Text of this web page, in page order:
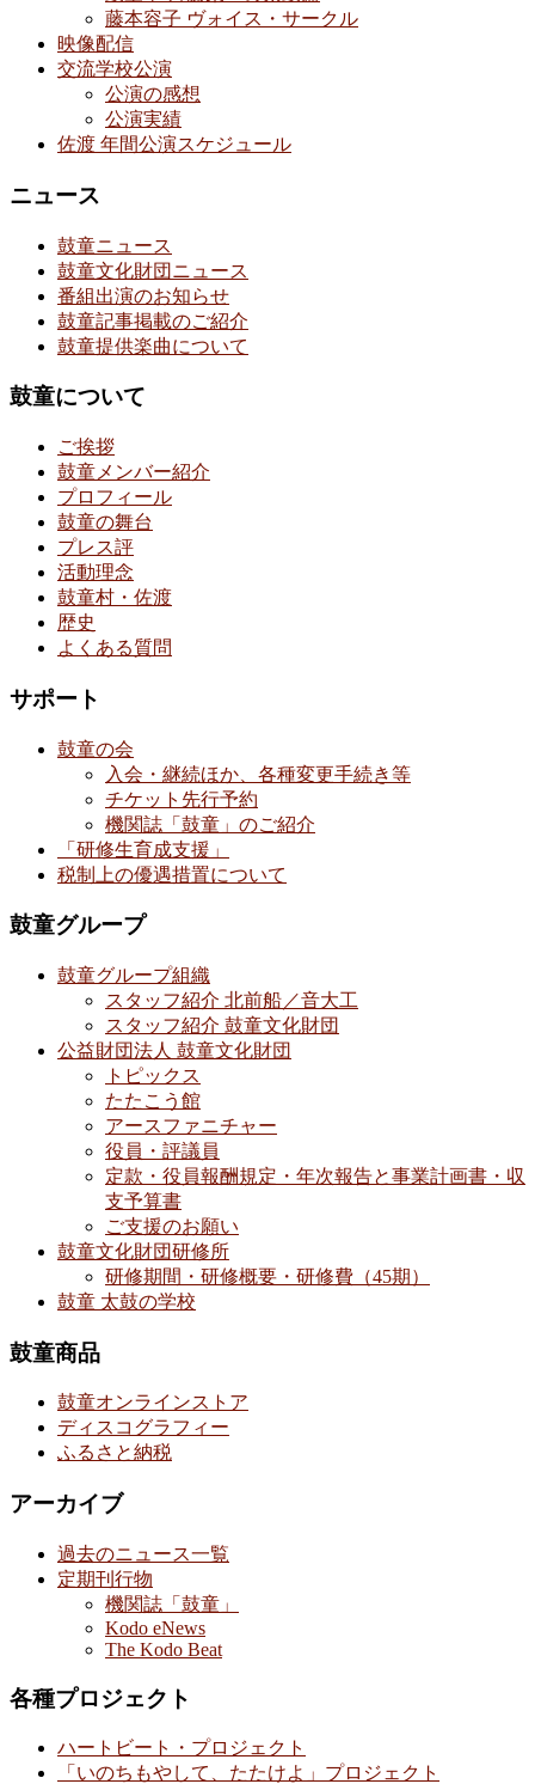
藤本容子 ヴォイス・サークル
映像配信
交流学校公演
公演の感想
公演実績
佐渡 年間公演スケジュール
ニュース
鼓童ニュース
鼓童文化財団ニュース
番組出演のお知らせ
鼓童記事掲載のご紹介
鼓童提供楽曲について
鼓童について
ご挨拶
鼓童メンバー紹介
プロフィール
鼓童の舞台
プレス評
活動理念
鼓童村・佐渡
歴史
よくある質問
サポート
鼓童の会
入会・継続ほか、各種変更手続き等
チケット先行予約
機関誌「鼓童」のご紹介
「研修生育成支援」
税制上の優遇措置について
鼓童グループ
鼓童グループ組織
スタッフ紹介 北前船／音大工
スタッフ紹介 鼓童文化財団
公益財団法人 鼓童文化財団
トピックス
たたこう館
アースファニチャー
役員・評議員
定款・役員報酬規定・年次報告と事業計画書・収
支予算書
ご支援のお願い
鼓童文化財団研修所
研修期間・研修概要・研修費（45期）
鼓童 太鼓の学校
鼓童商品
鼓童オンラインストア
ディスコグラフィー
ふるさと納税
アーカイブ
過去のニュース一覧
定期刊行物
機関誌「鼓童」
Kodo eNews
The Kodo Beat
各種プロジェクト
ハートビート・プロジェクト
「いのちもやして、たたけよ」プロジェクト